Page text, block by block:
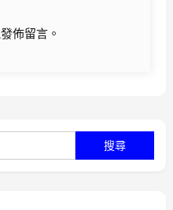
佈留言。
尋